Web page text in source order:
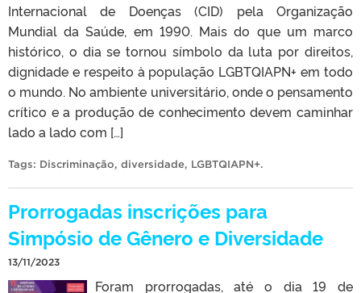
Internacional de Doenças (CID) pela Organização
Mundial da Saúde, em 1990. Mais do que um marco
histórico, o dia se tornou símbolo da luta por direitos,
dignidade e respeito à população LGBTQIAPN+ em todo
o mundo. No ambiente universitário, onde o pensamento
crítico e a produção de conhecimento devem caminhar
lado a lado com […]
Tags: Discriminação, diversidade, LGBTQIAPN+.
Prorrogadas inscrições para
Simpósio de Gênero e Diversidade
13/11/2023
Foram prorrogadas, até o dia 19 de